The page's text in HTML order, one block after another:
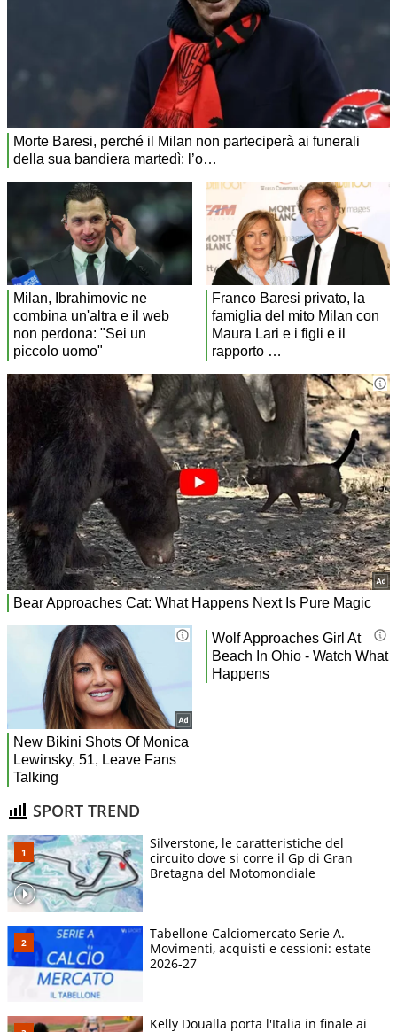
SPORT TREND
Silverstone, le caratteristiche del
circuito dove si corre il Gp di Gran
Bretagna del Motomondiale
Tabellone Calciomercato Serie A.
Movimenti, acquisti e cessioni: estate
2026-27
Kelly Doualla porta l'Italia in finale ai